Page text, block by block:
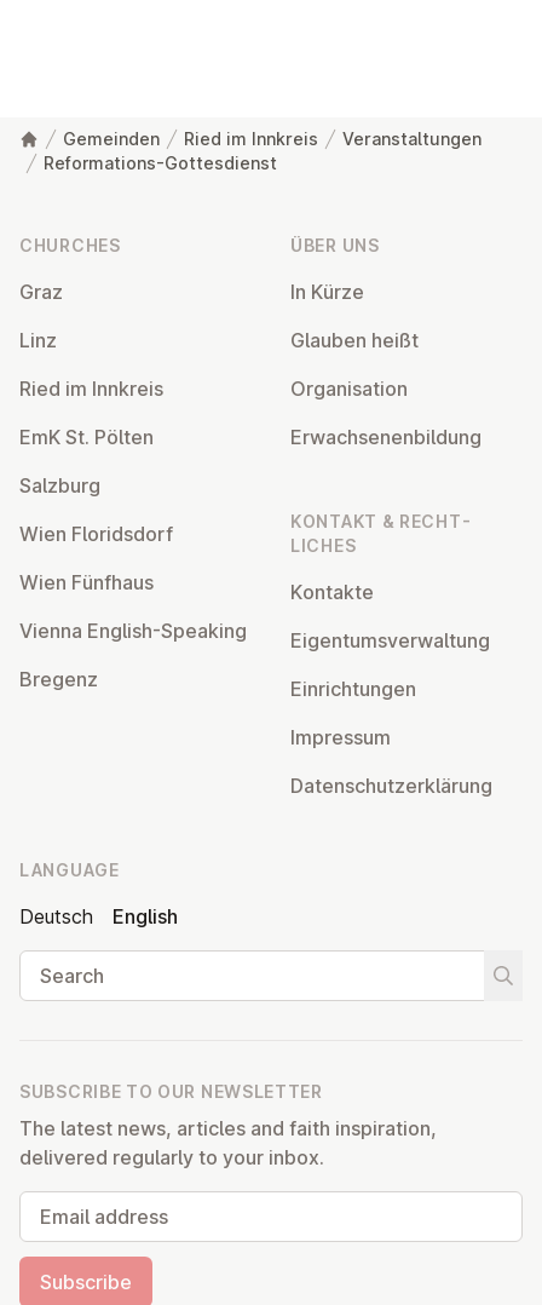
Gemeinden Ried im Innkreis
Veranstaltungen
Reformations-Gottesdienst
CHURCHES
Graz
Linz
Ried im Innkreis
EmK St. Pölten
Salzburg
Wien Flor­idsdorf
Wien Fünfhaus
Vienna English-Speaking
Bregenz
ÜBER UNS
In Kürze
Glauben heißt
Or­gan­isa­tion
Er­wach­sen­en­bildung
KONTAKT & RECHT­
LICHES
Kontakte
Ei­gentums­ver­wal­tung
Ein­rich­tun­gen
Impressum
Datens­chutzerklärung
LANGUAGE
Deutsch
English
Search
SUBSCRIBE TO OUR NEWSLETTER
The latest news, articles and faith inspiration,
delivered regularly to your inbox.
Email address
Subscribe